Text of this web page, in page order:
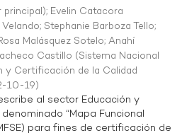
principal); Evelin Catacora
; Stephanie Barboza Tello;
Malásquez Sotelo; Anahí
Castillo (Sistema Nacional
y Certificación de la Calidad
10-19)
al sector Educación y
“Mapa Funcional
para fines de certificación de